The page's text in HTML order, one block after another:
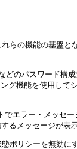
らの機能の基盤と
のパスワード構
機能を使用して
エラー・メッセ
るメッセージが表
ポリシーを無効に